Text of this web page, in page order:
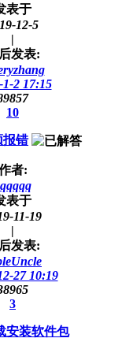
表于
12-5
|
发表:
1-2 17:15
10
报错
者:
表于
11-19
|
发表:
27 10:19
3
安装软件包